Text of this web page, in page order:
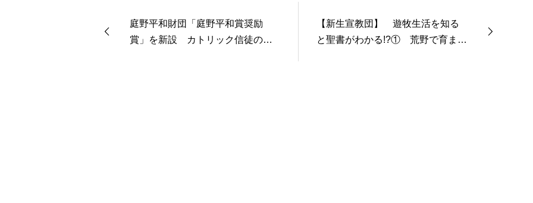
庭野平和財団「庭野平和賞奨励
賞」を新設 カトリック信徒の人
【新生宣教団】 遊牧生活を知る
と聖書がわかる!?① 荒野で育まれ